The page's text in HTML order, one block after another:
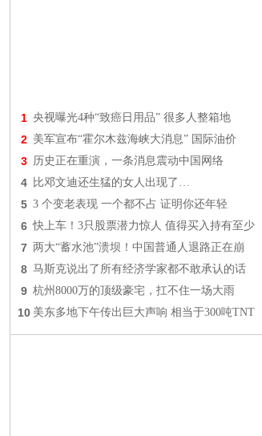
1 央视曝光4种“致癌日用品” 很多人整箱地
2 美军宣布“霍尔木兹海峡大消息” 国际油价
3 历史正在重演，一条消息震动中国网络
4 比邓文迪还生猛的女人出现了…
5 3 个变老表现 一个都不占 证明你还年轻
6 快上车！3只股票潜力惊人 值得买入持有至少
7 两大“蓄水池”溃坝！中国普通人退路正在崩
8 马斯克说出了所有经济学家都不敢承认的话
9 杭州8000万的顶级豪宅，扛不住一场大雨
10 美东多地下午传出巨大声响 相当于300吨TNT